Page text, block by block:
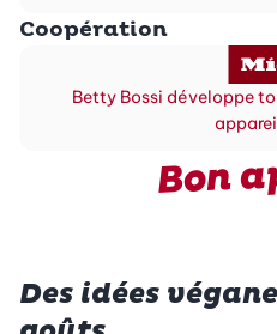
Coopération
Betty Bossi développe
Bon
Des idées